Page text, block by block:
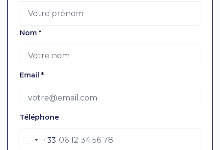
Nom *
Email *
Téléphone
+33